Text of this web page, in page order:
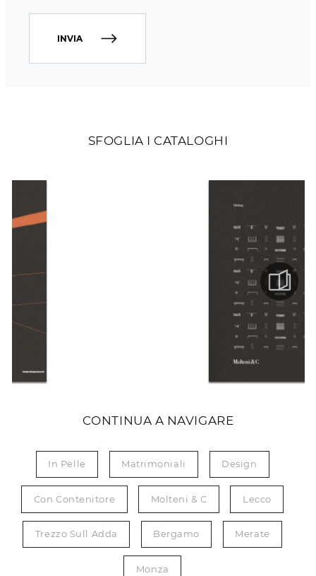
SFOGLIA I CATALOGHI
CONTINUA A NAVIGARE
In Pelle Matrimoniali Design
Con Contenitore Molteni & C Lecco
Trezzo Sull Adda Bergamo Merate
Monza
INVIA